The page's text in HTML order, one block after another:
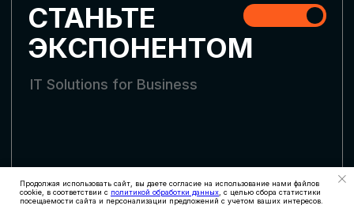
Продолжая использовать сайт, вы даете согласие на использование нами файлов
cookie, в соответствии с политикой обработки данных , с целью сбора статистики
посещаемости сайта и персонализации предложений с учетом ваших интересов.